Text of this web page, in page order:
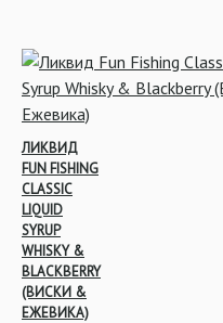
Инструменты
Лидкоры и
Противозакручиватели
ЛИКВИД
FUN FISHING
CLASSIC
LIQUID
SYRUP
WHISKY &
BLACKBERRY
(ВИСКИ &
ЕЖЕВИКА)